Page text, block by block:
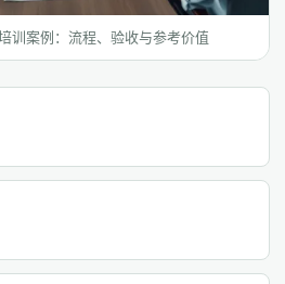
训案例：流程、验收与参考价值